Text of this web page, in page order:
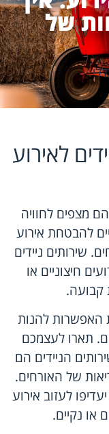
של
לאירוע
מצפים לחוויה
להבטחת אירוע
שירותים ניידים
חיצוניים או
קבועה.
האפשרות להנות
תארו לעצמכם
הניידים הם
של האורחים.
מהאורחים יעדיפו לעזוב אירוע
או נקיים.